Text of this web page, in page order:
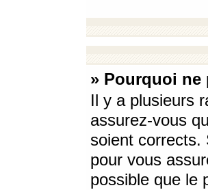
» Pourquoi ne
Il y a plusieurs
assurez-vous
soient corrects.
pour vous
possible que le